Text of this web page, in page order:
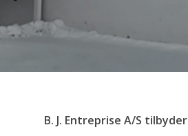
B. J. Entreprise A/S tilbyder